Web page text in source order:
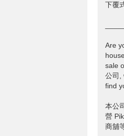
下覆
Are
sale
公司,
find
本公
營
商舖